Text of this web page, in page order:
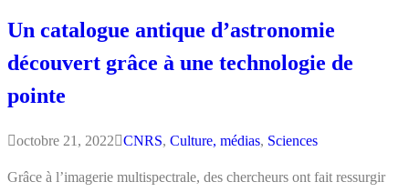
Un catalogue antique d’astronomie
découvert grâce à une technologie de
pointe
octobre 21, 2022 CNRS, Culture, médias, Sciences
Grâce à l’imagerie multispectrale, des chercheurs ont fait ressurgir